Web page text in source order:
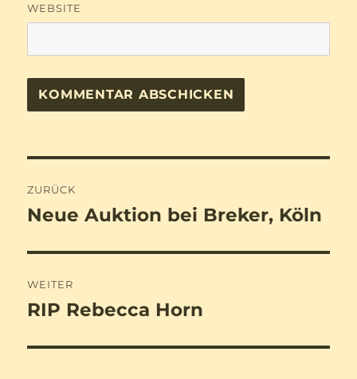
WEBSITE
ZURÜCK
Vorheriger
Neue Auktion bei Breker, Köln
WEITER
Nächster
RIP Rebecca Horn